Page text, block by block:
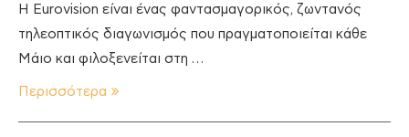
H Eurovision είναι ένας φαντασμαγορικός, ζωντανός
τηλεοπτικός διαγωνισμός που πραγματοποιείται κάθε
Μάιο και φιλοξενείται στη …
Περισσότερα